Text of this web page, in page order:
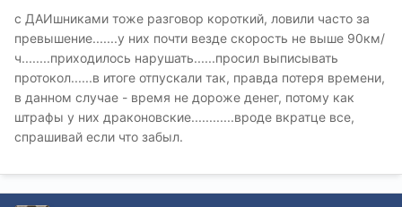
с ДАИшниками тоже разговор короткий, ловили часто за
превышение.......у них почти везде скорость не выше 90км/
ч........приходилось нарушать......просил выписывать
протокол......в итоге отпускали так, правда потеря времени,
в данном случае - время не дороже денег, потому как
штрафы у них драконовские............вроде вкратце все,
спрашивай если что забыл.